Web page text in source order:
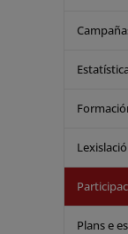
Plans e